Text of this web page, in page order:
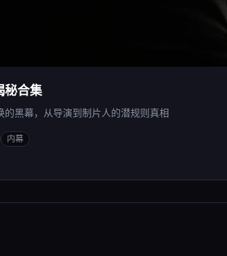
秘合集
的黑幕，从导演到制片人的潜规则真相
内幕